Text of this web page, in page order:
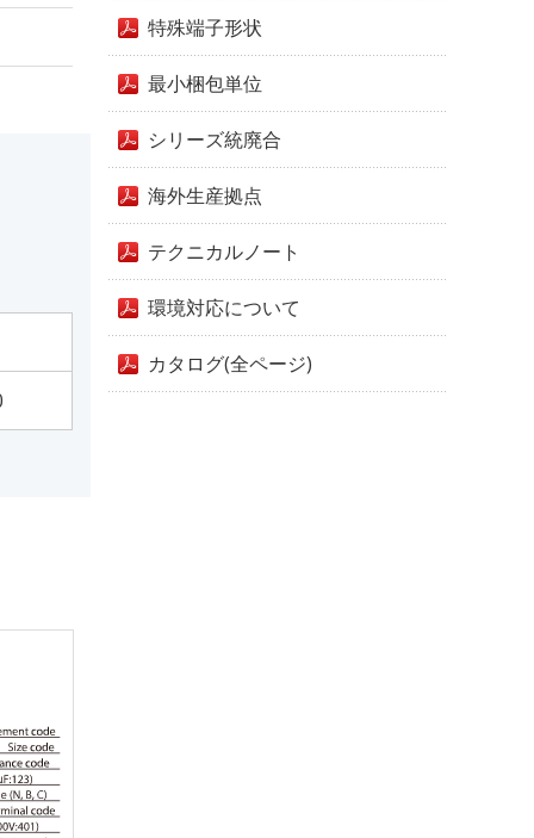
特殊端子形状
最小梱包単位
シリーズ統廃合
海外生産拠点
テクニカルノート
環境対応について
カタログ(全ページ)